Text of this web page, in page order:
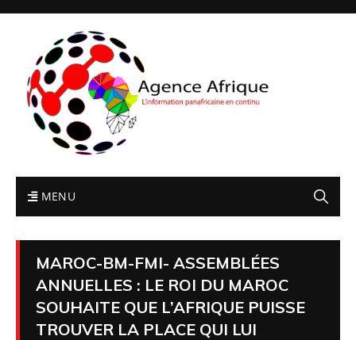
MENU
MAROC-BM-FMI- ASSEMBLÉES
ANNUELLES : LE ROI DU MAROC
SOUHAITE QUE L’AFRIQUE PUISSE
TROUVER LA PLACE QUI LUI